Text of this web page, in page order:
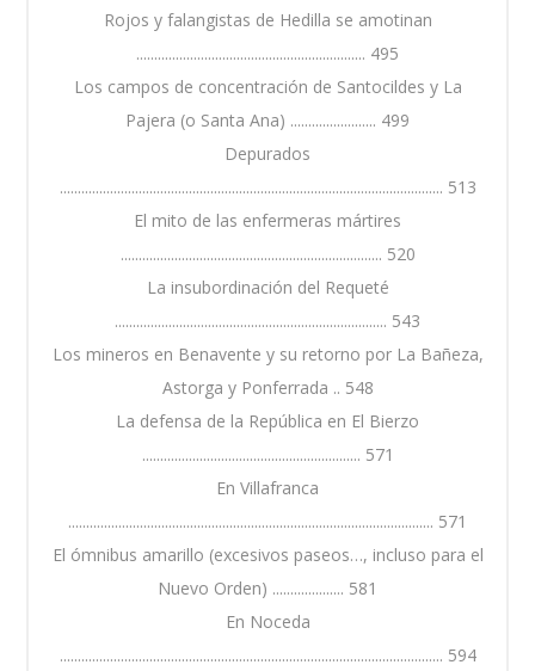
Rojos y falangistas de Hedilla se amotinan
................................................................ 495
Los campos de concentración de Santocildes y La
Pajera (o Santa Ana) ........................ 499
Depurados
........................................................................................................... 513
El mito de las enfermeras mártires
......................................................................... 520
La insubordinación del Requeté
............................................................................ 543
Los mineros en Benavente y su retorno por La Bañeza,
Astorga y Ponferrada .. 548
La defensa de la República en El Bierzo
............................................................. 571
En Villafranca
...................................................................................................... 571
El ómnibus amarillo (excesivos paseos…, incluso para el
Nuevo Orden) .................... 581
En Noceda
........................................................................................................... 594